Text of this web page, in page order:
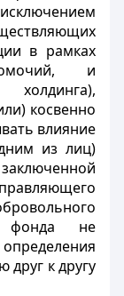
в рамках
и
холдинга),
косвенно
влияние
из лиц)
фонда не
к другу